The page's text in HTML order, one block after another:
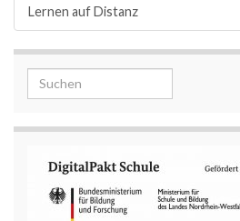
Lernen auf Distanz
Search for: